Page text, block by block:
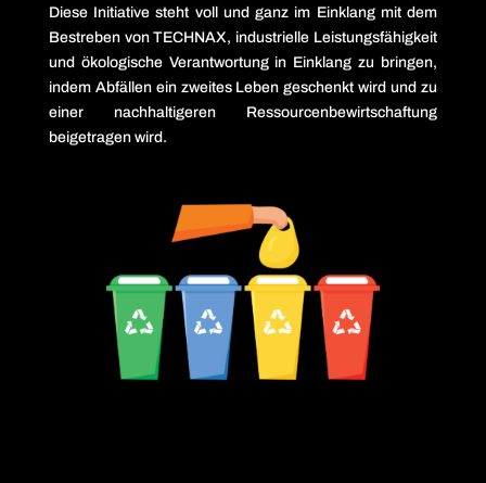
Diese Initiative steht voll und ganz im Einklang mit dem
Bestreben von TECHNAX, industrielle Leistungsfähigkeit
und ökologische Verantwortung in Einklang zu bringen,
indem Abfällen ein zweites Leben geschenkt wird und zu
einer nachhaltigeren Ressourcenbewirtschaftung
beigetragen wird.